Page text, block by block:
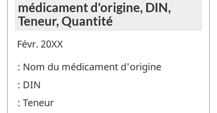
médicament d'origine, DIN,
Teneur, Quantité
Févr. 20XX
: Nom du médicament d'origine
: DIN
: Teneur